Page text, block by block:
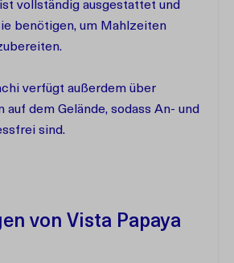
vollständig ausgestattet und
benötigen, um Mahlzeiten
verfügt außerdem über
auf dem Gelände, sodass An- und
sind.
von Vista Papaya